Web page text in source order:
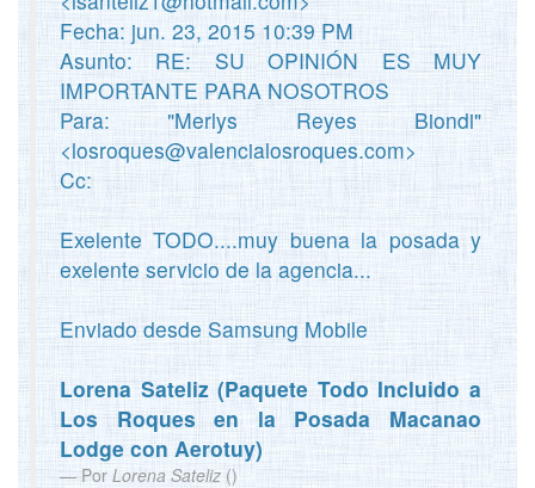
Fecha: jun. 23, 2015 10:39 PM
Asunto: RE: SU OPINIÓN ES MUY
IMPORTANTE PARA NOSOTROS
Para: "Merlys Reyes Biondi"
<losroques@valencialosroques.com>
Cc:
Exelente TODO....muy buena la posada y
exelente servicio de la agencia...
Enviado desde Samsung Mobile
Lorena Sateliz (Paquete Todo Incluido a
Los Roques en la Posada Macanao
Lodge con Aerotuy)
Por Lorena Sateliz ()